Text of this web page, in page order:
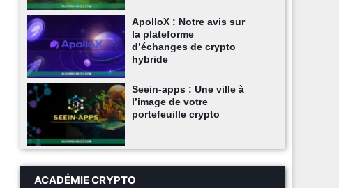
ApolloX : Notre avis sur
la plateforme
d’échanges de crypto
hybride
Seein-apps : Une ville à
l’image de votre
portefeuille crypto
ACADÉMIE CRYPTO